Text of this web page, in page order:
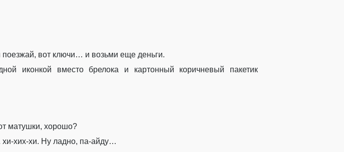
поезжай, вот ключи… и возьми еще деньги.
иконкой вместо брелока и картонный коричневый
пакетик
матушки, хорошо?
хи-хих-хи. Ну ладно, па-айду…